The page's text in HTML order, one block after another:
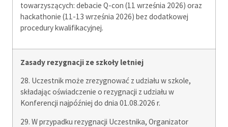
towarzyszących: debacie Q-con (11 września 2026) oraz
hackathonie (11-13 września 2026) bez dodatkowej
procedury kwalifikacyjnej.
Zasady rezygnacji ze szkoły letniej
28. Uczestnik może zrezygnować z udziału w szkole,
składając oświadczenie o rezygnacji z udziału w
Konferencji najpóźniej do dnia 01.08.2026 r.
29. W przypadku rezygnacji Uczestnika, Organizator